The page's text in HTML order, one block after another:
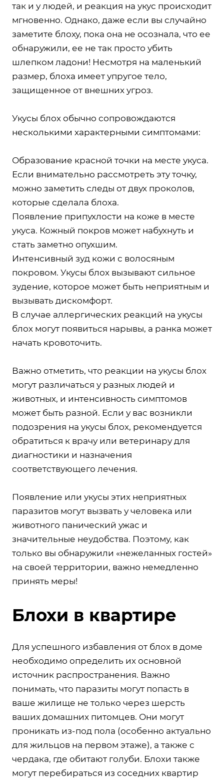
так и у людей, и реакция на укус происходит
мгновенно. Однако, даже если вы случайно
заметите блоху, пока она не осознала, что ее
обнаружили, ее не так просто убить
шлепком ладони! Несмотря на маленький
размер, блоха имеет упругое тело,
защищенное от внешних угроз.
Укусы блох обычно сопровождаются
несколькими характерными симптомами:
Образование красной точки на месте укуса.
Если внимательно рассмотреть эту точку,
можно заметить следы от двух проколов,
которые сделала блоха.
Появление припухлости на коже в месте
укуса. Кожный покров может набухнуть и
стать заметно опухшим.
Интенсивный зуд кожи с волосяным
покровом. Укусы блох вызывают сильное
зудение, которое может быть неприятным и
вызывать дискомфорт.
В случае аллергических реакций на укусы
блох могут появиться нарывы, а ранка может
начать кровоточить.
Важно отметить, что реакции на укусы блох
могут различаться у разных людей и
животных, и интенсивность симптомов
может быть разной. Если у вас возникли
подозрения на укусы блох, рекомендуется
обратиться к врачу или ветеринару для
диагностики и назначения
соответствующего лечения.
Появление или укусы этих неприятных
паразитов могут вызвать у человека или
животного панический ужас и
значительные неудобства. Поэтому, как
только вы обнаружили «нежеланных гостей»
на своей территории, важно немедленно
принять меры!
Блохи в квартире
Для успешного избавления от блох в доме
необходимо определить их основной
источник распространения. Важно
понимать, что паразиты могут попасть в
ваше жилище не только через шерсть
ваших домашних питомцев. Они могут
проникать из-под пола (особенно актуально
для жильцов на первом этаже), а также с
чердака, где обитают голуби. Блохи также
могут перебираться из соседних квартир